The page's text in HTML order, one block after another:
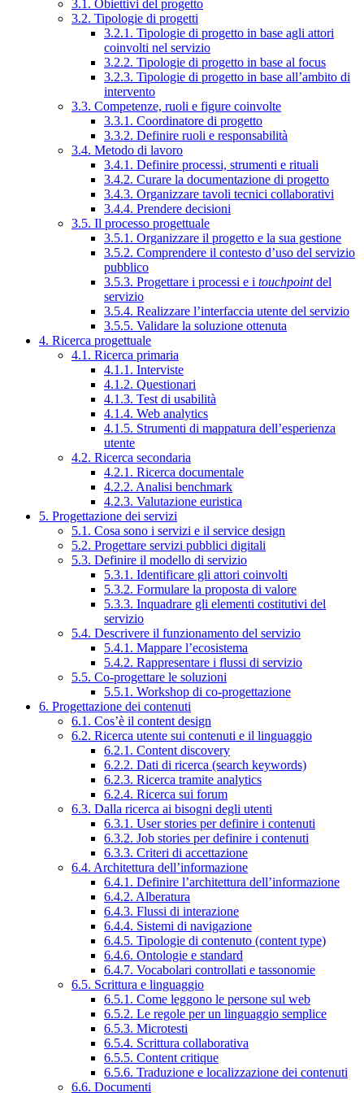
3.1. Obiettivi del progetto
3.2. Tipologie di progetti
3.2.1. Tipologie di progetto in base agli attori
coinvolti nel servizio
3.2.2. Tipologie di progetto in base al focus
3.2.3. Tipologie di progetto in base all’ambito di
intervento
3.3. Competenze, ruoli e figure coinvolte
3.3.1. Coordinatore di progetto
3.3.2. Definire ruoli e responsabilità
3.4. Metodo di lavoro
3.4.1. Definire processi, strumenti e rituali
3.4.2. Curare la documentazione di progetto
3.4.3. Organizzare tavoli tecnici collaborativi
3.4.4. Prendere decisioni
3.5. Il processo progettuale
3.5.1. Organizzare il progetto e la sua gestione
3.5.2. Comprendere il contesto d’uso del servizio
pubblico
3.5.3. Progettare i processi e i touchpointdel
servizio
3.5.4. Realizzare l’interfaccia utente del servizio
3.5.5. Validare la soluzione ottenuta
4. Ricerca progettuale
4.1. Ricerca primaria
4.1.1. Interviste
4.1.2. Questionari
4.1.3. Test di usabilità
4.1.4. Web analytics
4.1.5. Strumenti di mappatura dell’esperienza
utente
4.2. Ricerca secondaria
4.2.1. Ricerca documentale
4.2.2. Analisi benchmark
4.2.3. Valutazione euristica
5. Progettazione dei servizi
5.1. Cosa sono i servizi e il service design
5.2. Progettare servizi pubblici digitali
5.3. Definire il modello di servizio
5.3.1. Identificare gli attori coinvolti
5.3.2. Formulare la proposta di valore
5.3.3. Inquadrare gli elementi costitutivi del
servizio
5.4. Descrivere il funzionamento del servizio
5.4.1. Mappare l’ecosistema
5.4.2. Rappresentare i flussi di servizio
5.5. Co-progettare le soluzioni
5.5.1. Workshop di co-progettazione
6. Progettazione dei contenuti
6.1. Cos’è il content design
6.2. Ricerca utente sui contenuti e il linguaggio
6.2.1. Content discovery
6.2.2. Dati di ricerca (search keywords)
6.2.3. Ricerca tramite analytics
6.2.4. Ricerca sui forum
6.3. Dalla ricerca ai bisogni degli utenti
6.3.1. User stories per definire i contenuti
6.3.2. Job stories per definire i contenuti
6.3.3. Criteri di accettazione
6.4. Architettura dell’informazione
6.4.1. Definire l’architettura dell’informazione
6.4.2. Alberatura
6.4.3. Flussi di interazione
6.4.4. Sistemi di navigazione
6.4.5. Tipologie di contenuto (content type)
6.4.6. Ontologie e standard
6.4.7. Vocabolari controllati e tassonomie
6.5. Scrittura e linguaggio
6.5.1. Come leggono le persone sul web
6.5.2. Le regole per un linguaggio semplice
6.5.3. Microtesti
6.5.4. Scrittura collaborativa
6.5.5. Content critique
6.5.6. Traduzione e localizzazione dei contenuti
6.6. Documenti